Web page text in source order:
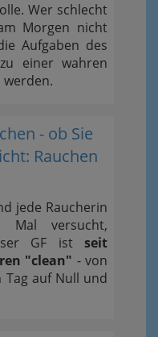
Wer schlecht
Morgen nicht
Aufgaben des
einer wahren
- ob Sie
Rauchen
jede Raucherin
versucht,
GF ist seit
"clean" - von
Tag auf Null und